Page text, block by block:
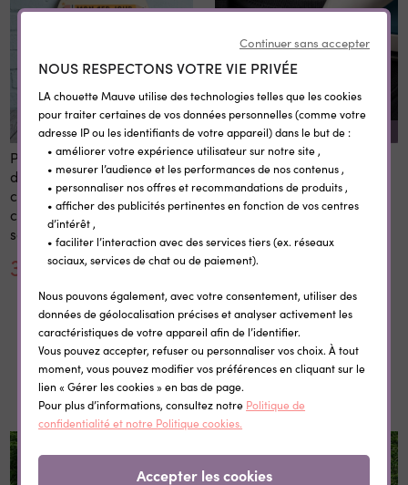
Panneau 1er et dernier jour
d'école personnalisé 20x28
cm en bois réutilisable avec
craie prénom rentrée
scolaire
30,00 €
REMISE SUR LA QUANTITÉ
Etiquettes vêtement
personnalisées
thermocollantes Little Wild
0,35 €
Dans la même catégorie
Continuer sans accepter
NOUS RESPECTONS VOTRE VIE PRIVÉE
LA chouette Mauve utilise des technologies telles que les cookies
pour traiter certaines de vos données personnelles (comme votre
adresse IP ou les identifiants de votre appareil) dans le but de :
• améliorer votre expérience utilisateur sur notre site ,
• mesurer l’audience et les performances de nos contenus ,
• personnaliser nos offres et recommandations de produits ,
• afficher des publicités pertinentes en fonction de vos centres
d’intérêt ,
• faciliter l’interaction avec des services tiers (ex. réseaux
sociaux, services de chat ou de paiement).
Nous pouvons également, avec votre consentement, utiliser des
données de géolocalisation précises et analyser activement les
caractéristiques de votre appareil afin de l’identifier.
Vous pouvez accepter, refuser ou personnaliser vos choix. À tout
moment, vous pouvez modifier vos préférences en cliquant sur le
lien « Gérer les cookies » en bas de page.
Pour plus d’informations, consultez notre Politique de
confidentialité et notre Politique cookies.
Accepter les cookies